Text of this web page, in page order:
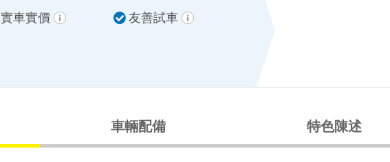
實車實價
友善試車
車輛配備 特色陳述